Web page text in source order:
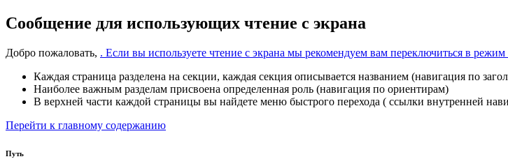
Сообщение для использующих чтение с экрана
Добро пожаловать, . Если вы используете чтение с экрана мы рекомендуем вам переключиться в
Каждая страница разделена на секции, каждая секция описывается названием (навигация по
Наиболее важным разделам присвоена определенная роль (навигация по ориентирам)
В верхней части каждой страницы вы найдете меню быстрого перехода ( ссылки внутренней
Перейти к главному содержанию
Путь